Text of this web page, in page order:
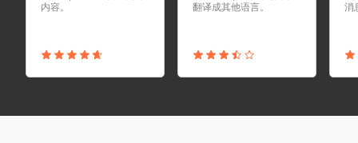
内容。
翻译成其他语言。
消